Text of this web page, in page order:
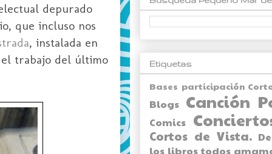
depurado
que incluso nos
, instalada en
el trabajo del último
Etiquetas
Bases participación
Blogs Canción
Comics
Cortos de Vista.
los libros todos